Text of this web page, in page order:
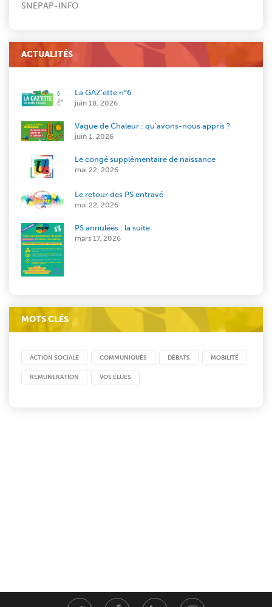
SNEPAP-INFO
ACTUALITÉS
La GAZ’ette n°6
juin 18, 2026
Vague de Chaleur : qu’avons-nous appris ?
juin 1, 2026
Le congé supplémentaire de naissance
mai 22, 2026
Le retour des PS entravé
mai 22, 2026
PS annulées : la suite
mars 17, 2026
MOTS CLÉS
ACTION SOCIALE COMMUNIQUÉS DÉBATS MOBILITÉ
REMUNERATION VOS ÉLUES